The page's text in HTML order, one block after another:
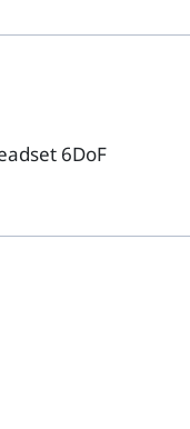
6DoF